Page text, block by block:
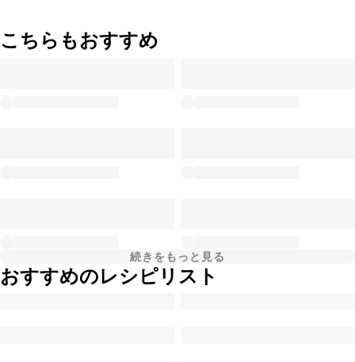
こちらもおすすめ
続きをもっと見る
おすすめのレシピリスト